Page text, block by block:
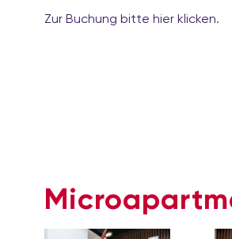
Zur Buchung bitte hier klicken.